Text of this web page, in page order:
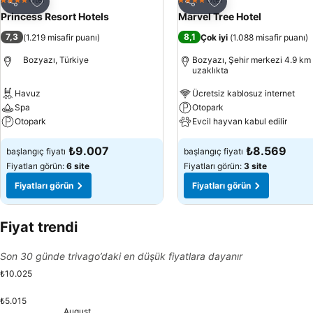
Paylaş
4 Yıldız
Princess Resort Hotels
7,3 (1.219 misafir puanı)
Bozyazı, Türkiye
Havuz
Spa
Otopark
başlangıç fiyatı ₺9.007
Fiyatları görün: 6 site
Fiyatları görün
Paylaş
4 Yıldız
Marvel Tree Hotel
8,1 Çok iyi (1.088 misafir puanı)
Bozyazı, Şehir merkezi 4.9 km
uzaklıkta
Ücretsiz kablosuz internet
Otopark
Evcil hayvan kabul edilir
başlangıç fiyatı ₺8.569
Fiyatları görün: 3 site
Fiyatları görün
Fiyat trendi
Son 30 günde trivago’daki en düşük fiyatlara dayanır
₺10.025
₺5.015